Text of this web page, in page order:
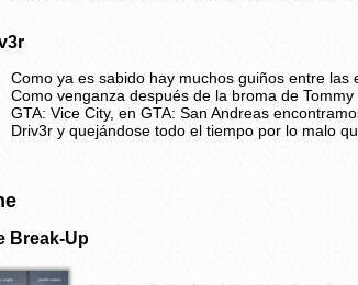
Como ya es sabido hay muchos guiños entre las
Como venganza después de la broma de
GTA: Vice City, en GTA: San Andreas
Driv3r y quejándose todo el tiempo por lo malo
Break-Up